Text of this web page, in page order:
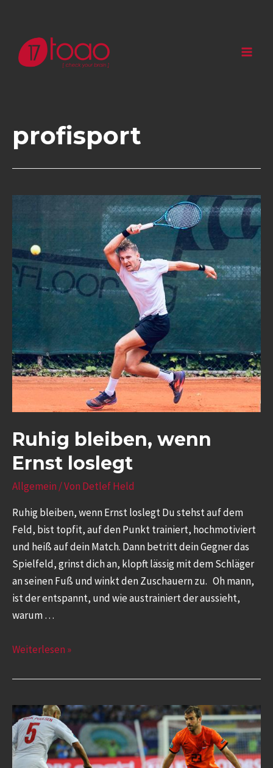
profisport
Ruhig bleiben, wenn
Ernst loslegt
Allgemein / Von Detlef Held
Ruhig bleiben, wenn Ernst loslegt Du stehst auf dem
Feld, bist topfit, auf den Punkt trainiert, hochmotiviert
und heiß auf dein Match. Dann betritt dein Gegner das
Spielfeld, grinst dich an, klopft lässig mit dem Schläger
an seinen Fuß und winkt den Zuschauern zu. Oh mann,
ist der entspannt, und wie austrainiert der aussieht,
warum …
Weiterlesen »